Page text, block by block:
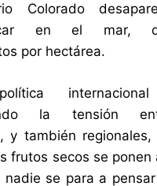
Colorado
en el mar,
por hectárea.
la tensión
y también
frutos secos se ponen
nadie se para a